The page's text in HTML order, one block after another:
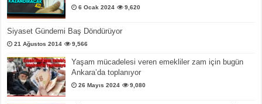
6 Ocak 2024 9,620
Siyaset Gündemi Baş Döndürüyor
21 Ağustos 2014 9,566
Yaşam mücadelesi veren emekliler zam için bugün
Ankara’da toplanıyor
26 Mayıs 2024 9,080